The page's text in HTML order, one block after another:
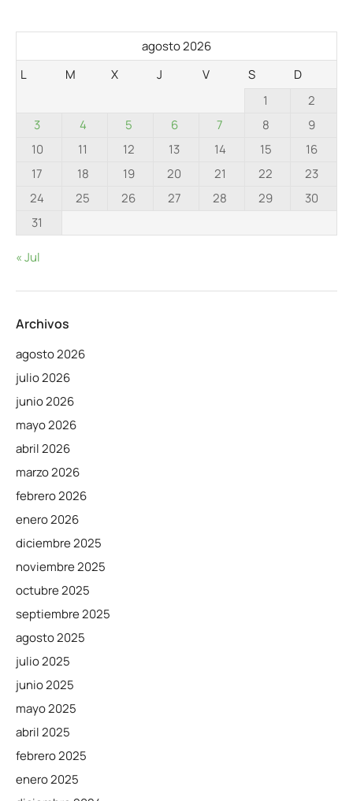
agosto 2026
L
M X J V S
D
1
2
3
4 5 6 7 8
9
10
11 12 13 14 15
16
17
18 19 20 21 22
23
24
25 26 27 28 29
30
31
« Jul
Archivos
agosto 2026
julio 2026
junio 2026
mayo 2026
abril 2026
marzo 2026
febrero 2026
enero 2026
diciembre 2025
noviembre 2025
octubre 2025
septiembre 2025
agosto 2025
julio 2025
junio 2025
mayo 2025
abril 2025
febrero 2025
enero 2025